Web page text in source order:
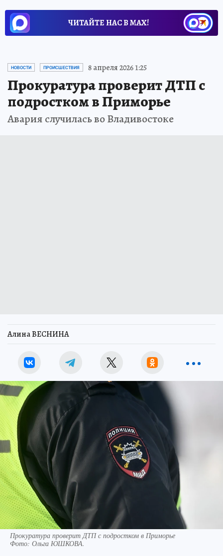
ЧИТАЙТЕ НАС В МАХ!
НОВОСТИ ПРОИСШЕСТВИЯ 8 апреля 2026 1:25
Прокуратура проверит ДТП с
подростком в Приморье
Авария случилась во Владивостоке
Алина ВЕСНИНА
Прокуратура проверит ДТП с подростком в Приморье
Фото: Ольга ЮШКОВА.